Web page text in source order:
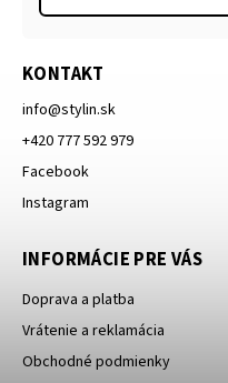
KONTAKT
info@stylin.sk
+420 777 592 979
Facebook
Instagram
INFORMÁCIE PRE VÁS
Doprava a platba
Vrátenie a reklamácia
Obchodné podmienky